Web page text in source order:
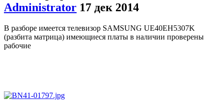
Administrator 17 дек 2014
В разборе имеется телевизор SAMSUNG UE40EH5307K
(разбита матрица) имеющиеся платы в наличии проверены
рабочие